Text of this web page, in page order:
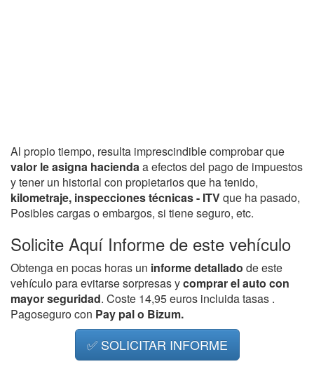
Al propio tiempo, resulta imprescindible comprobar que
valor le asigna haciendaa efectos del pago de impuestos
y tener un historial con propietarios que ha tenido,
kilometraje, inspecciones técnicas - ITVque ha pasado,
Posibles cargas o embargos, si tiene seguro, etc.
Solicite Aquí Informe de este vehículo
Obtenga en pocas horas un informe detallado de este
vehículo para evitarse sorpresas ycomprar el auto con
mayor seguridad. Coste 14,95 euros incluida tasas .
Pagoseguro con Pay pal o Bizum.
✅ SOLICITAR INFORME